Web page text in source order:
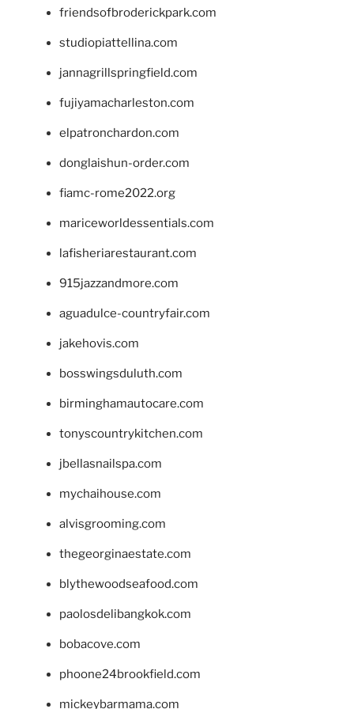
friendsofbroderickpark.com
studiopiattellina.com
jannagrillspringfield.com
fujiyamacharleston.com
elpatronchardon.com
donglaishun-order.com
fiamc-rome2022.org
mariceworldessentials.com
lafisheriarestaurant.com
915jazzandmore.com
aguadulce-countryfair.com
jakehovis.com
bosswingsduluth.com
birminghamautocare.com
tonyscountrykitchen.com
jbellasnailspa.com
mychaihouse.com
alvisgrooming.com
thegeorginaestate.com
blythewoodseafood.com
paolosdelibangkok.com
bobacove.com
phoone24brookfield.com
mickeybarmama.com